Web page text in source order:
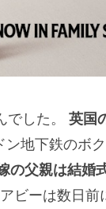
した。 英国
地下鉄のボ
の父親は結婚
ビーは数日